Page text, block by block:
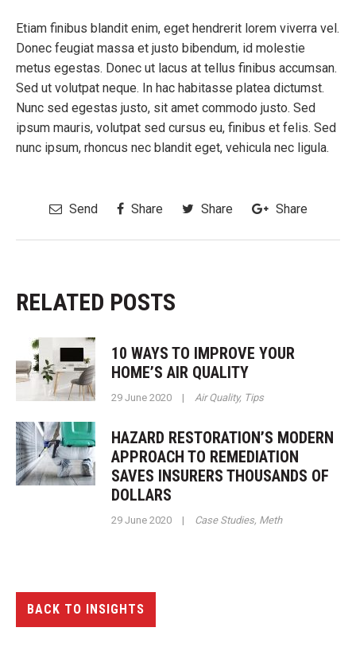
Etiam finibus blandit enim, eget hendrerit lorem viverra vel.
Donec feugiat massa et justo bibendum, id molestie
metus egestas. Donec ut lacus at tellus finibus accumsan.
Sed ut volutpat neque. In hac habitasse platea dictumst.
Nunc sed egestas justo, sit amet commodo justo. Sed
ipsum mauris, volutpat sed cursus eu, finibus et felis. Sed
nunc ipsum, rhoncus nec blandit eget, vehicula nec ligula.
Send Share Share Share
RELATED POSTS
10 WAYS TO IMPROVE YOUR
HOME’S AIR QUALITY
29 June 2020 | Air Quality, Tips
HAZARD RESTORATION’S MODERN
APPROACH TO REMEDIATION
SAVES INSURERS THOUSANDS OF
DOLLARS
29 June 2020 | Case Studies, Meth
BACK TO INSIGHTS